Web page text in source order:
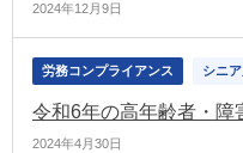
2024年12月9日
労務コンプライアンス シニ
2024年4月30日